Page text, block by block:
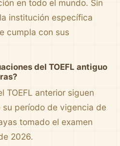
en todo el mundo. Sin
institución específica
cumpla con sus
del TOEFL antiguo
TOEFL anterior siguen
período de vigencia de
tomado el examen
2026.